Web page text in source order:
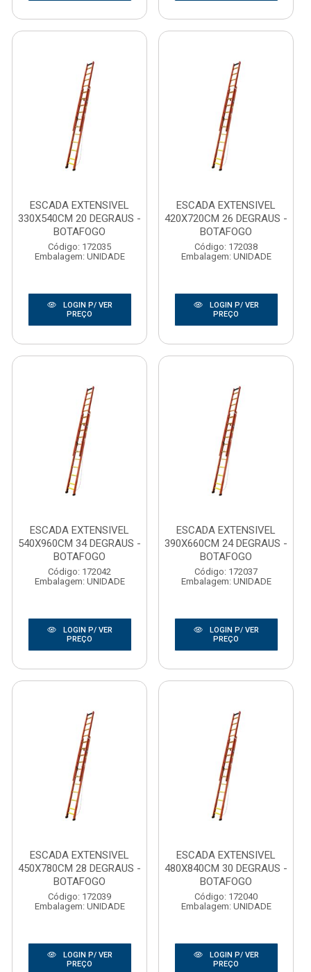
ESCADA EXTENSIVEL
330X540CM 20 DEGRAUS -
BOTAFOGO
Código: 172035
Embalagem: UNIDADE
LOGIN P/ VER
PREÇO
ESCADA EXTENSIVEL
420X720CM 26 DEGRAUS -
BOTAFOGO
Código: 172038
Embalagem: UNIDADE
LOGIN P/ VER
PREÇO
ESCADA EXTENSIVEL
540X960CM 34 DEGRAUS -
BOTAFOGO
Código: 172042
Embalagem: UNIDADE
LOGIN P/ VER
PREÇO
ESCADA EXTENSIVEL
390X660CM 24 DEGRAUS -
BOTAFOGO
Código: 172037
Embalagem: UNIDADE
LOGIN P/ VER
PREÇO
ESCADA EXTENSIVEL
450X780CM 28 DEGRAUS -
BOTAFOGO
Código: 172039
Embalagem: UNIDADE
LOGIN P/ VER
PREÇO
ESCADA EXTENSIVEL
480X840CM 30 DEGRAUS -
BOTAFOGO
Código: 172040
Embalagem: UNIDADE
LOGIN P/ VER
PREÇO